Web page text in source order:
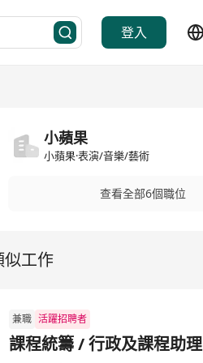
登入
小蘋果
小蘋果·表演/音樂/藝術
查看全部6個職位
似工作
兼職 活躍招聘者
課程統籌 / 行政及課程助理